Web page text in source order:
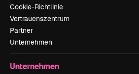
Cookie-Richtlinie
Vertrauenszentrum
Partner
Unternehmen
Unternehmen